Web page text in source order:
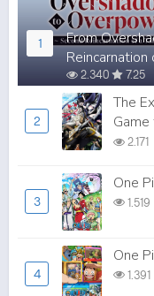
1
From
2.340 7.25
2
The
2.171
3
One
1.519
4
One
1.391